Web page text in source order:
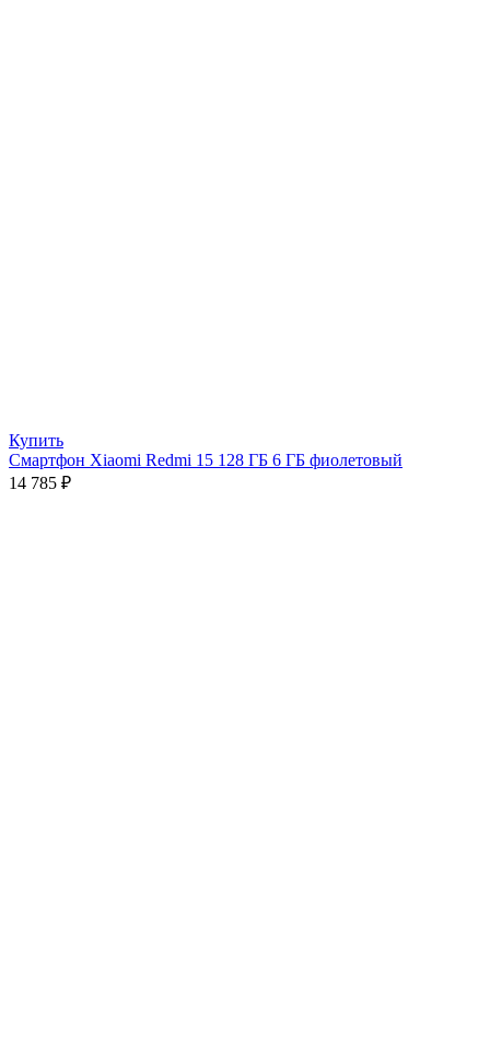
Купить
Смартфон Xiaomi Redmi 15 128 ГБ 6 ГБ фиолетовый
14 785 ₽